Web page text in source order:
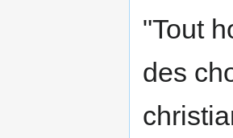
"Tout
des